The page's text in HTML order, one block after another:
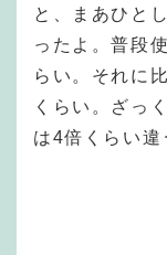
と、まあひと
ったよ。普段
らい。それに
くらい。ざっ
は4倍くらい違